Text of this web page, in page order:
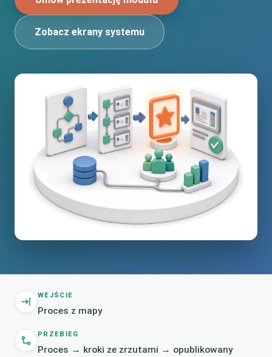
Zobacz ekrany systemu
WEJŚCIE
Proces z mapy
PRZEBIEG
Proces → kroki ze zrzutami → opublikowany